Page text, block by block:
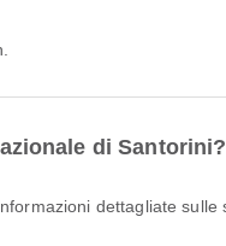
di Santorini?